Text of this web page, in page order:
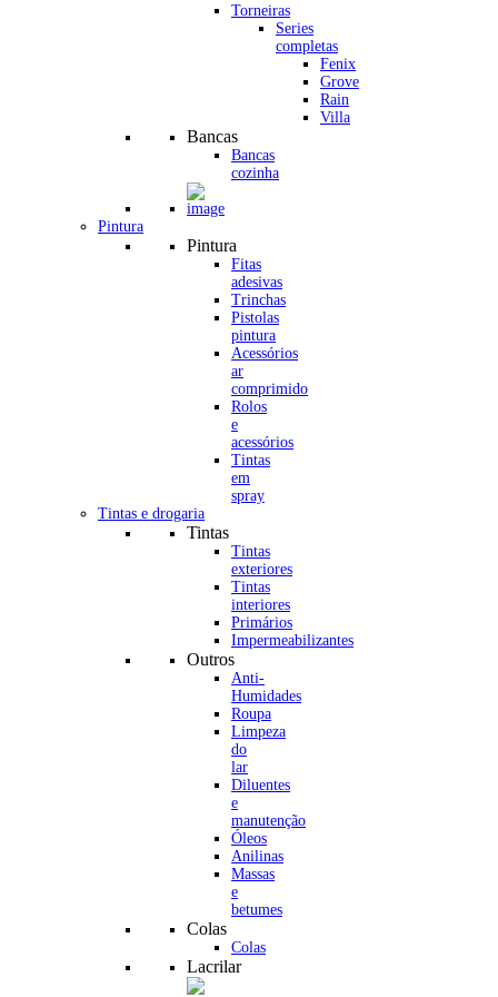
Torneiras
Series
completas
Fenix
Grove
Rain
Villa
Bancas
Bancas
cozinha
Pintura
Pintura
Fitas
adesivas
Trinchas
Pistolas
pintura
Acessórios
ar
comprimido
Rolos
e
acessórios
Tintas
em
spray
Tintas e drogaria
Tintas
Tintas
exteriores
Tintas
interiores
Primários
Impermeabilizantes
Outros
Anti-
Humidades
Roupa
Limpeza
do
lar
Diluentes
e
manutenção
Óleos
Anilinas
Massas
e
betumes
Colas
Colas
Lacrilar